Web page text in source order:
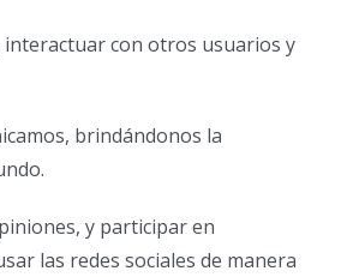
con otros usuarios y
brindándonos la
y participar en
las redes sociales de manera